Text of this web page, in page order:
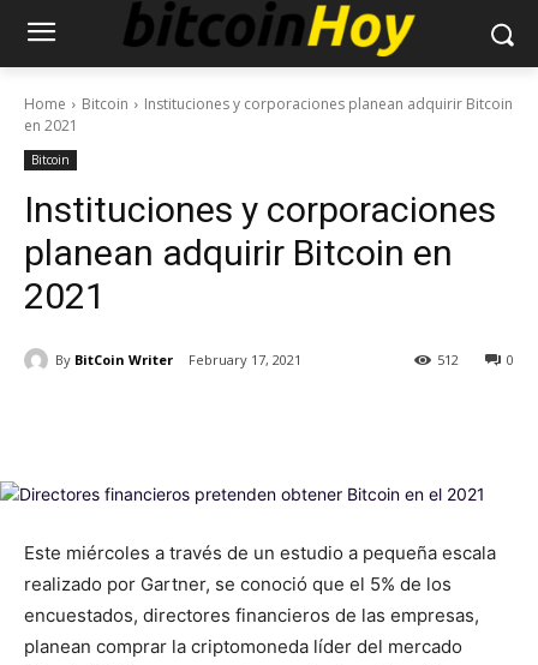
Home Bitcoin
Instituciones y corporaciones planean adquirir Bitcoin
en 2021
Bitcoin
Instituciones y corporaciones
planean adquirir Bitcoin en
2021
By BitCoin Writer February 17, 2021 0
512
Este miércoles a través de un estudio a pequeña escala
realizado por Gartner, se conoció que el 5% de los
encuestados, directores financieros de las empresas,
planean comprar la criptomoneda líder del mercado